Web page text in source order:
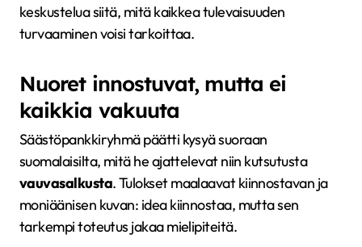
keskustelua siitä, mitä kaikkea tulevaisuuden
turvaaminen voisi tarkoittaa.
Nuoret innostuvat, mutta ei
kaikkia vakuuta
Säästöpankkiryhmä päätti kysyä suoraan
suomalaisilta, mitä he ajattelevat niin kutsutusta
vauvasalkusta. Tulokset maalaavat kiinnostavan ja
moniäänisen kuvan: idea kiinnostaa, mutta sen
tarkempi toteutus jakaa mielipiteitä.